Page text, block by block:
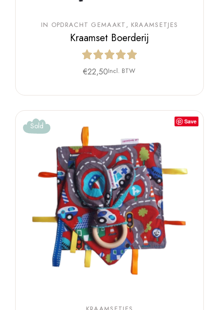
IN OPDRACHT GEMAAKT KRAAMSETJES
Kraamset Boerderij
€22,50Incl. BTW
Save
Sold